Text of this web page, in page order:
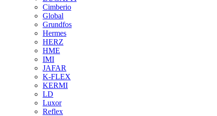
Cimberio
Global
Grundfos
Hermes
HERZ
HME
IMI
JAFAR
K-FLEX
KERMI
LD
Luxor
Reflex